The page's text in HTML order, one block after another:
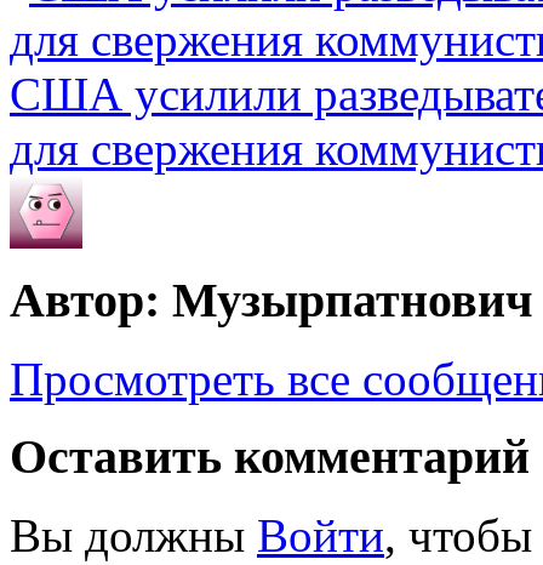
США усилили
для свержения
Автор: Музырпатнович
Просмотреть все
Оставить комментарий
Вы должны Войти, чтобы